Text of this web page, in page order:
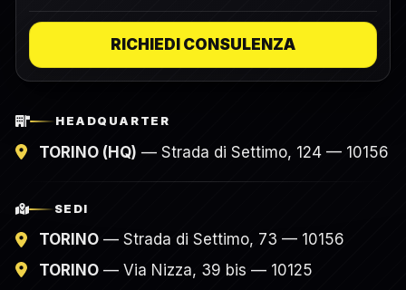
RICHIEDI CONSULENZA
HEADQUARTER
TORINO (HQ) — Strada di Settimo, 124 — 10156
SEDI
TORINO — Strada di Settimo, 73 — 10156
TORINO — Via Nizza, 39 bis — 10125